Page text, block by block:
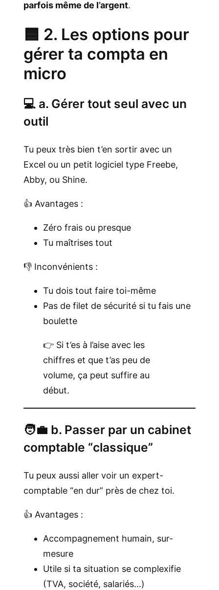
parfois même de l’argent.
🟦 2. Les options pour
gérer ta compta en
micro
💻 a. Gérer tout seul avec un
outil
Tu peux très bien t’en sortir avec un
Excel ou un petit logiciel type Freebe,
Abby, ou Shine.
👍 Avantages :
Zéro frais ou presque
Tu maîtrises tout
👎 Inconvénients :
Tu dois tout faire toi-même
Pas de filet de sécurité si tu fais une
boulette
👉 Si t’es à l’aise avec les
chiffres et que t’as peu de
volume, ça peut suffire au
début.
🧑‍💼 b. Passer par un cabinet
comptable “classique”
Tu peux aussi aller voir un expert-
comptable “en dur” près de chez toi.
👍 Avantages :
Accompagnement humain, sur-
mesure
Utile si ta situation se complexifie
(TVA, société, salariés…)